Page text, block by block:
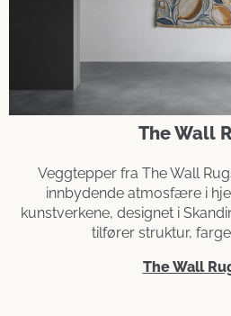
The Wall
Veggtepper fra The Wall
innbydende atmosfære i
kunstverkene, designet i
tilfører struktur,
The Wall